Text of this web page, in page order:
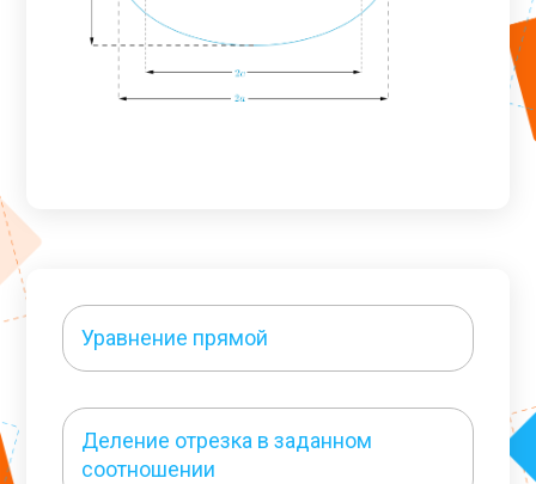
Уравнение прямой
Деление отрезка в заданном
соотношении